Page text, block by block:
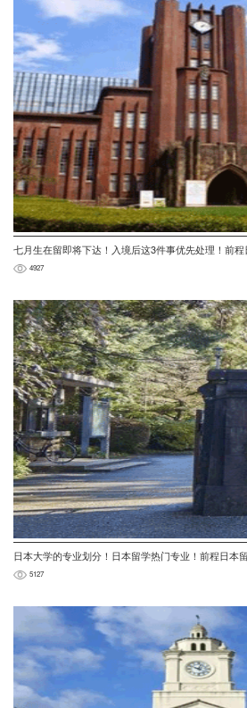
七月生在留即将下达！入境后这3件事优先处理！前
4927
日本大学的专业划分！日本留学热门专业！前程日本
5127